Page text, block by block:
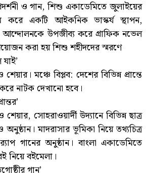
ও গান, শিশু একাডেমিতে জুলাইয়ের
করে একটি আইকনিক ভাস্কর্য স্থাপন,
উপজীব্য করে গ্রাফিক নভেল
করা হয় শিশু শহীদদের স্মরণে
মঞ্চে বিপ্লব: দেশের বিভিন্ন প্রান্তে
নাটক দেখানো হবে।
সোহরাওয়ার্দী উদ্যানে বিভিন্ন ছাত্র
মাদরাসার ভূমিকা নিয়ে তথ্যচিত্র
গানের অনুষ্ঠান। বাংলা একাডেমিতে
নিয়ে বইমেলা।